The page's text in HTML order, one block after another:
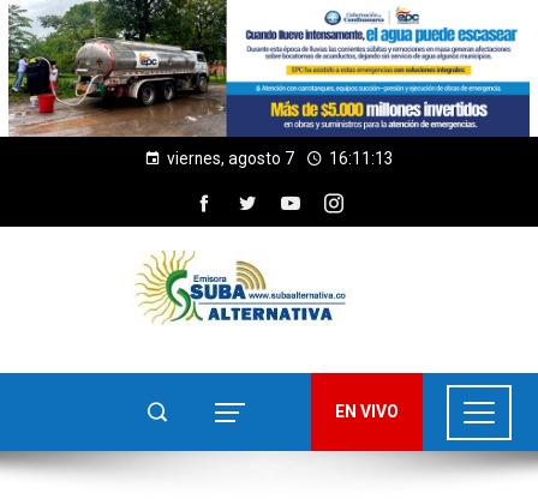
viernes, agosto 7 16:11:15
EN VIVO